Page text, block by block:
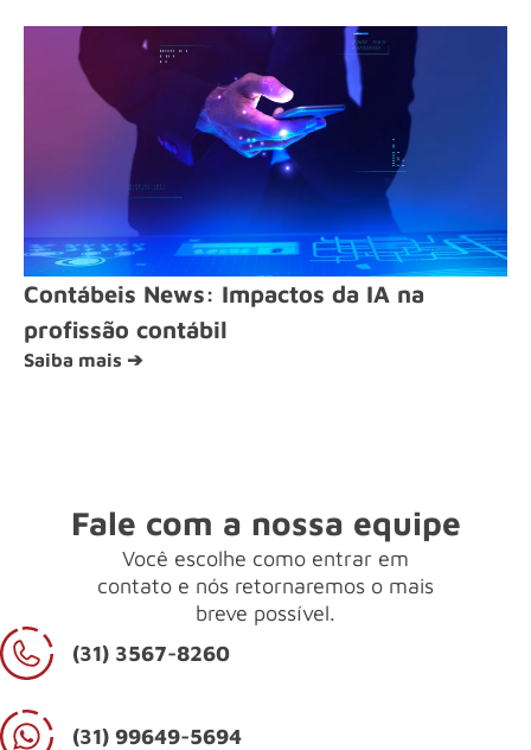
Contábeis News: Impactos da IA na
profissão contábil
Saiba mais ➔
Fale com a nossa equipe
Você escolhe como entrar em
contato e nós retornaremos o mais
breve possível.
(31) 3567-8260
(31) 99649-5694